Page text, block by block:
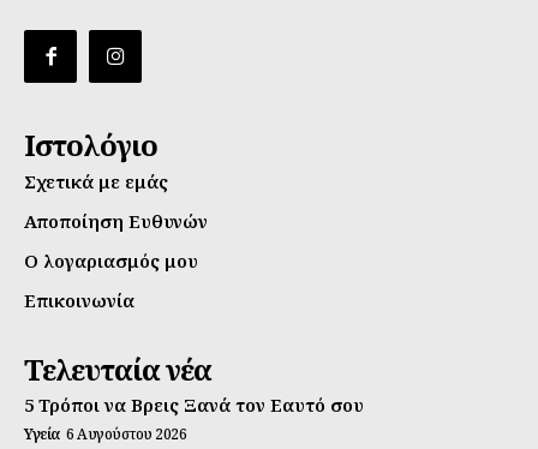
Ιστολόγιο
Σχετικά με εμάς
Αποποίηση Ευθυνών
Ο λογαριασμός μου
Επικοινωνία
Τελευταία νέα
5 Τρόποι να Βρεις Ξανά τον Εαυτό σου
Υγεία 6 Αυγούστου 2026